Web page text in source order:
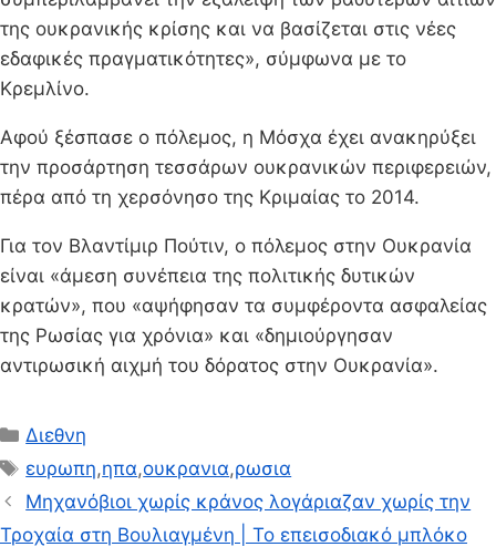
της ουκρανικής κρίσης και να βασίζεται στις νέες
εδαφικές πραγματικότητες», σύμφωνα με το
Κρεμλίνο.
Αφού ξέσπασε ο πόλεμος, η Μόσχα έχει ανακηρύξει
την προσάρτηση τεσσάρων ουκρανικών περιφερειών,
πέρα από τη χερσόνησο της Κριμαίας το 2014.
Για τον Βλαντίμιρ Πούτιν, ο πόλεμος στην Ουκρανία
είναι «άμεση συνέπεια της πολιτικής δυτικών
κρατών», που «αψήφησαν τα συμφέροντα ασφαλείας
της Ρωσίας για χρόνια» και «δημιούργησαν
αντιρωσική αιχμή του δόρατος στην Ουκρανία».
Κατηγορίες
Διεθνη
Ετικέτες
ευρωπη,ηπα,ουκρανια,ρωσια
Μηχανόβιοι χωρίς κράνος λογάριαζαν χωρίς την
Τροχαία στη Βουλιαγμένη | Το επεισοδιακό μπλόκο